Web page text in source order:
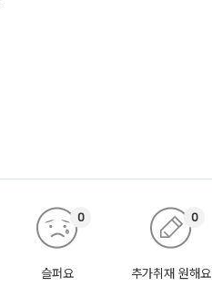
슬퍼요
0
추가취재 원해요
0